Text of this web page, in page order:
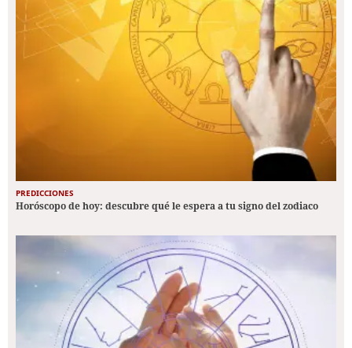
PREDICCIONES
Horóscopo de hoy: descubre qué le espera a tu signo del zodiaco